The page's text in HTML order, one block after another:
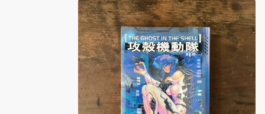
アニメ絶賛放送中！より複雑化していく犯罪に
対抗すべく結成された特殊部隊……公安9課に所
属するその組織の名は、『攻殻機動隊』！緻密
な物語構成と卓越した画力、そして膨大な情報
量で大ヒットとなった傑作。